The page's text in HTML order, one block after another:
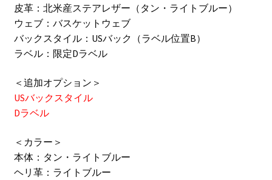
皮革：北米産ステアレザー（タン・ライトブルー）
ウェブ：バスケットウェブ
バックスタイル：USバック（ラベル位置B）
ラベル：限定Dラベル
＜追加オプション＞
USバックスタイル
Dラベル
＜カラー＞
本体：タン・ライトブルー
ヘリ革：ライトブルー